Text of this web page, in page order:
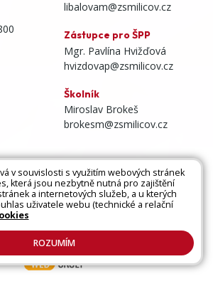
libalovam@zsmilicov.cz
Zástupce pro ŠPP
Mgr. Pavlína Hvižďová
hvizdovap@zsmilicov.cz
Školník
Miroslav Brokeš
brokesm@zsmilicov.cz
vyhrazena. Copyright © 2026 |
|Kontakty|Přihlásit|Prohlášení
|
v souvislosti s využitím webových stránek
která jsou nezbytně nutná pro zajištění
a internetových služeb, a u kterých
uživatele webu (technické a relační
ROZUMÍM